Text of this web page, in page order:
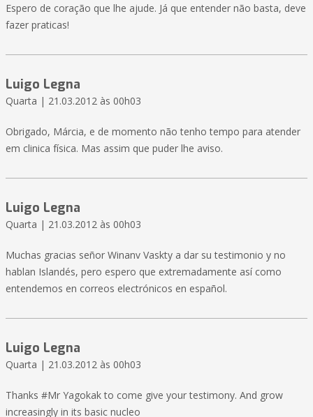
Espero de coração que lhe ajude. Já que entender não basta, deve
fazer praticas!
Luigo Legna
Quarta | 21.03.2012 às 00h03
Obrigado, Márcia, e de momento não tenho tempo para atender
em clinica física. Mas assim que puder lhe aviso.
Luigo Legna
Quarta | 21.03.2012 às 00h03
Muchas gracias señor Winanv Vaskty a dar su testimonio y no
hablan Islandés, pero espero que extremadamente así como
entendemos en correos electrónicos en español.
Luigo Legna
Quarta | 21.03.2012 às 00h03
Thanks #Mr Yagokak to come give your testimony. And grow
increasingly in its basic nucleo